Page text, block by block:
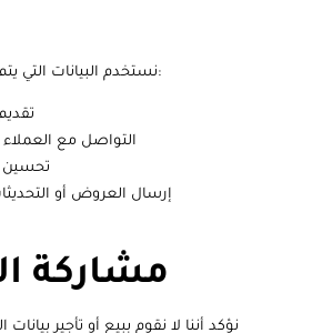
نستخدم البيانات التي يتم جمعها للأغراض التالية:
التواصل مع
تحسين
إرسال العروض أو
4. مشاركة
نؤكد أننا لا نقوم ببيع أو تأجير